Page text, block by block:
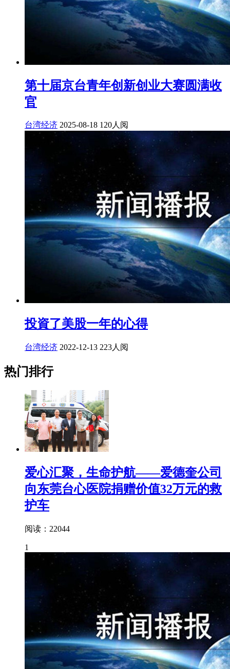
第十届京台青年创新创业大赛圆满收
官
台湾经济 2025-08-18 120人阅
投資了美股一年的心得
台湾经济 2022-12-13 223人阅
热门排行
爱心汇聚，生命护航——爱德奎公司
向东莞台心医院捐赠价值32万元的救
护车
阅读：22044
1